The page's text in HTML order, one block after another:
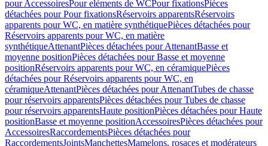
pour AccessoiresPour eléments de WCPour fixationsPièces
détachées pour Pour fixationsRéservoirs apparentsRéservoirs
apparents pour WC, en matière synthétiquePièces détachées pour
Réservoirs apparents pour WC, en matière
synthétiqueAttenantPièces détachées pour AttenantBasse et
moyenne positionPièces détachées pour Basse et moyenne
positionRéservoirs apparents pour WC, en céramiquePièces
détachées pour Réservoirs apparents pour WC, en
céramiqueAttenantPièces détachées pour AttenantTubes de chasse
pour réservoirs apparentsPièces détachées pour Tubes de chasse
pour réservoirs apparentsHaute positionPièces détachées pour Haute
positionBasse et moyenne positionAccessoiresPièces détachées pour
AccessoiresRaccordementsPièces détachées pour
RaccordementsJointsManchettesMamelons, rosaces et modérateurs